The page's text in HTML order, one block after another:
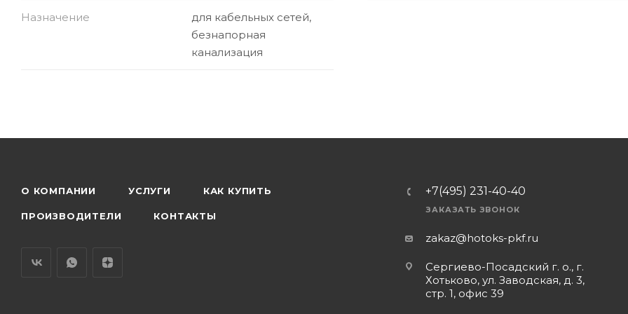
Назначение
для кабельных сетей,
безнапорная
канализация
О КОМПАНИИ УСЛУГИ КАК КУПИТЬ
ПРОИЗВОДИТЕЛИ КОНТАКТЫ
+7(495) 231-40-40
ЗАКАЗАТЬ ЗВОНОК
zakaz@hotoks-pkf.ru
Сергиево-Посадский г. о., г.
Хотьково, ул. Заводская, д. 3,
стр. 1, офис 39